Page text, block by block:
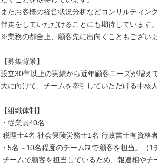
またお客様の経営状況分析などコンサルティン
伴走をしていただけることにも期待しています。
※業務の都合上、顧客先に出向くこともございま
【募集背景】
設立30年以上の実績から近年顧客ニーズが増え
大に向けて、チームを牽引していただける中核
【組織体制】
・従業員40名
・5名～10名程度のチーム制で顧客を担当。（1